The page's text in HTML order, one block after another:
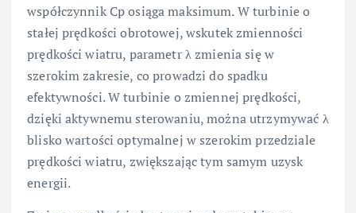
współczynnik Cp osiąga maksimum. W turbinie o
stałej prędkości obrotowej, wskutek zmienności
prędkości wiatru, parametr λ zmienia się w
szerokim zakresie, co prowadzi do spadku
efektywności. W turbinie o zmiennej prędkości,
dzięki aktywnemu sterowaniu, można utrzymywać λ
blisko wartości optymalnej w szerokim przedziale
prędkości wiatru, zwiększając tym samym uzysk
energii.